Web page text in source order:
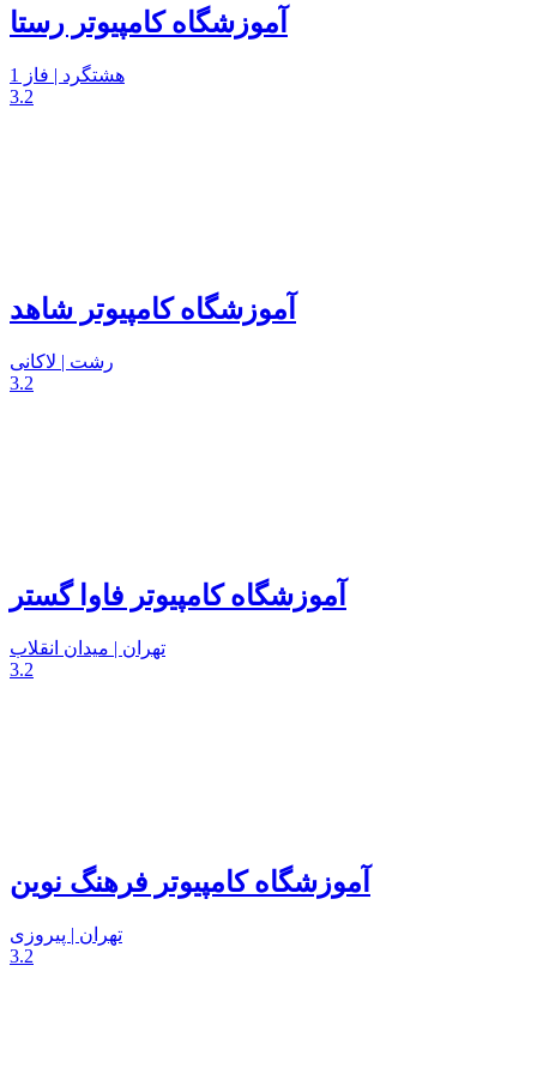
آموزشگاه کامپیوتر رستا
هشتگرد | فاز 1
3.2
آموزشگاه کامپیوتر شاهد
رشت | لاکانی
3.2
آموزشگاه کامپیوتر فاوا گستر
تهران | میدان انقلاب
3.2
آموزشگاه کامپیوتر فرهنگ نوین
تهران | پیروزی
3.2